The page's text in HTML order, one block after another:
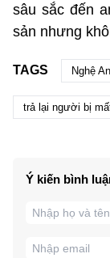
sâu sắc đến
sản nhưng
TAGS Nghệ An
trả lại người bị
Ý kiến bình